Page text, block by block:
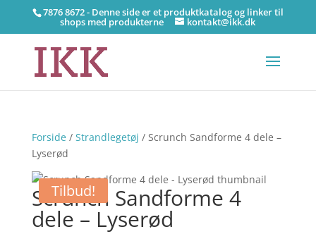
7876 8672 - Denne side er et produktkatalog og linker til
shops med produkterne kontakt@ikk.dk
Forside/ Strandlegetøj / Scrunch Sandforme 4 dele –
Lyserød
Tilbud!
Scrunch Sandforme 4
dele – Lyserød